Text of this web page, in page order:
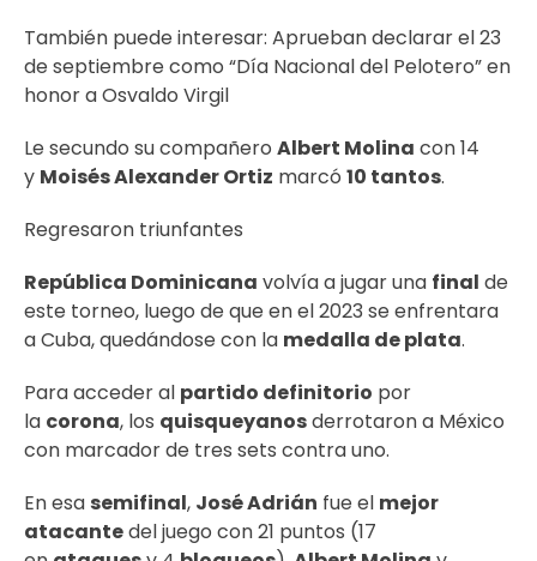
También puede interesar: Aprueban declarar el 23
de septiembre como “Día Nacional del Pelotero” en
honor a Osvaldo Virgil
Le secundo su compañero Albert Molina con 14
y Moisés Alexander Ortiz marcó 10 tantos.
Regresaron triunfantes
República Dominicana volvía a jugar una final de
este torneo, luego de que en el 2023 se enfrentara
a Cuba, quedándose con la medalla de plata.
Para acceder al partido definitorio por
la corona, los quisqueyanosderrotaron a México
con marcador de tres sets contra uno.
En esa semifinal, José Adrián fue el mejor
atacantedel juego con 21 puntos (17